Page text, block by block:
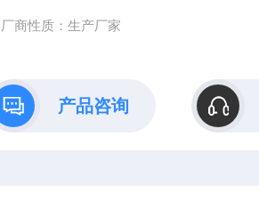
厂商性质：生产厂家
产品咨询